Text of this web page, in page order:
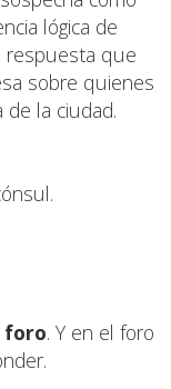
lógica de
respuesta que
sobre quienes
de la ciudad.
foro. Y en el foro